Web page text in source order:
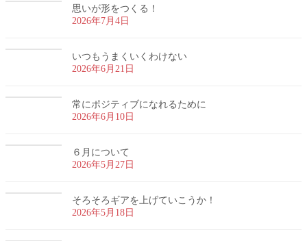
思いが形をつくる！
2026年7月4日
いつもうまくいくわけない
2026年6月21日
常にポジティブになれるために
2026年6月10日
６月について
2026年5月27日
そろそろギアを上げていこうか！
2026年5月18日